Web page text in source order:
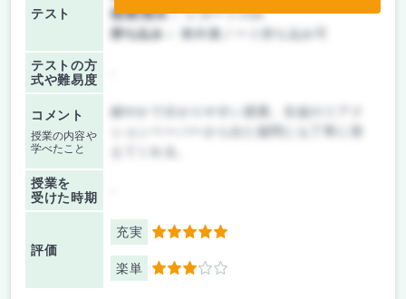
テスト
後期/期末：レポートのみ
持ち込み：
教科書ノート持ち込み可
テストの方
式や難易度
コメント
授業の内容や
学べたこと
細やかで分かりやすい授業。生徒のリアク
授業を
受けた時期
評価
充実 5
楽単 3